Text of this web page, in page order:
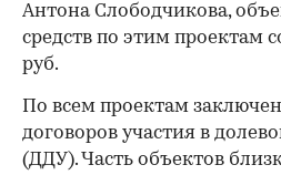
Антона Слободчикова,
средств по этим проектам
руб.
По всем проектам
договоров участия в
(ДДУ). Часть объектов